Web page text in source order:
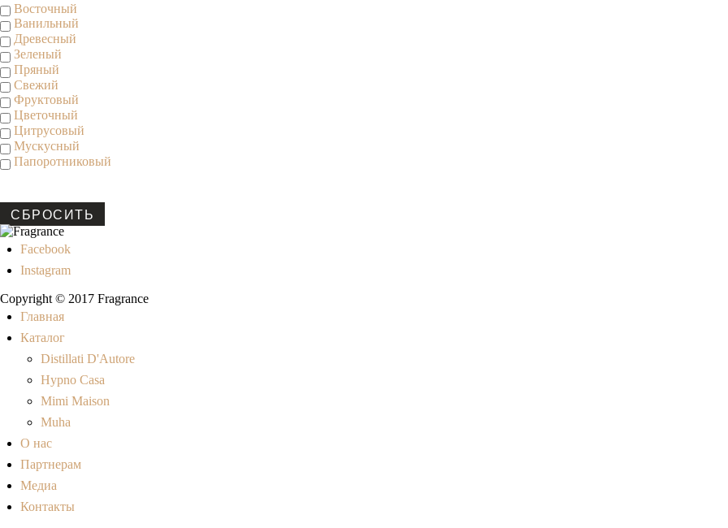
Восточный
Ванильный
Древесный
Зеленый
Пряный
Свежий
Фруктовый
Цветочный
Цитрусовый
Мускусный
Папоротниковый
СБРОСИТЬ
Facebook
Instagram
Copyright © 2017 Fragrance
Главная
Каталог
Distillati D'Autore
Hypno Casa
Mimi Maison
Muha
О нас
Партнерам
Медиа
Контакты